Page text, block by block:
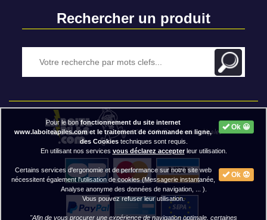
Rechercher un produit
2020 BAP ⓒ - Mentions légales
Ok 😀
Pour le bonfonctionnement du site internet
www.laboiteapiles.com et le traitement de commande en ligne,
des Cookiestechniques sont requis.
En utilisant nos services vous déclarez accepterleur utilisation.
Ok 😟
Certains services d'ergonomie et de performance sur notre site web
nécessitent également l'utilisation de cookies (Messagerie instantanée,
Analyse anonyme des données de navigation, ... ).
Vous pouvez refuser leur utilisation.
"Afin de vous procurer une expérience de navigation optimale, certaines